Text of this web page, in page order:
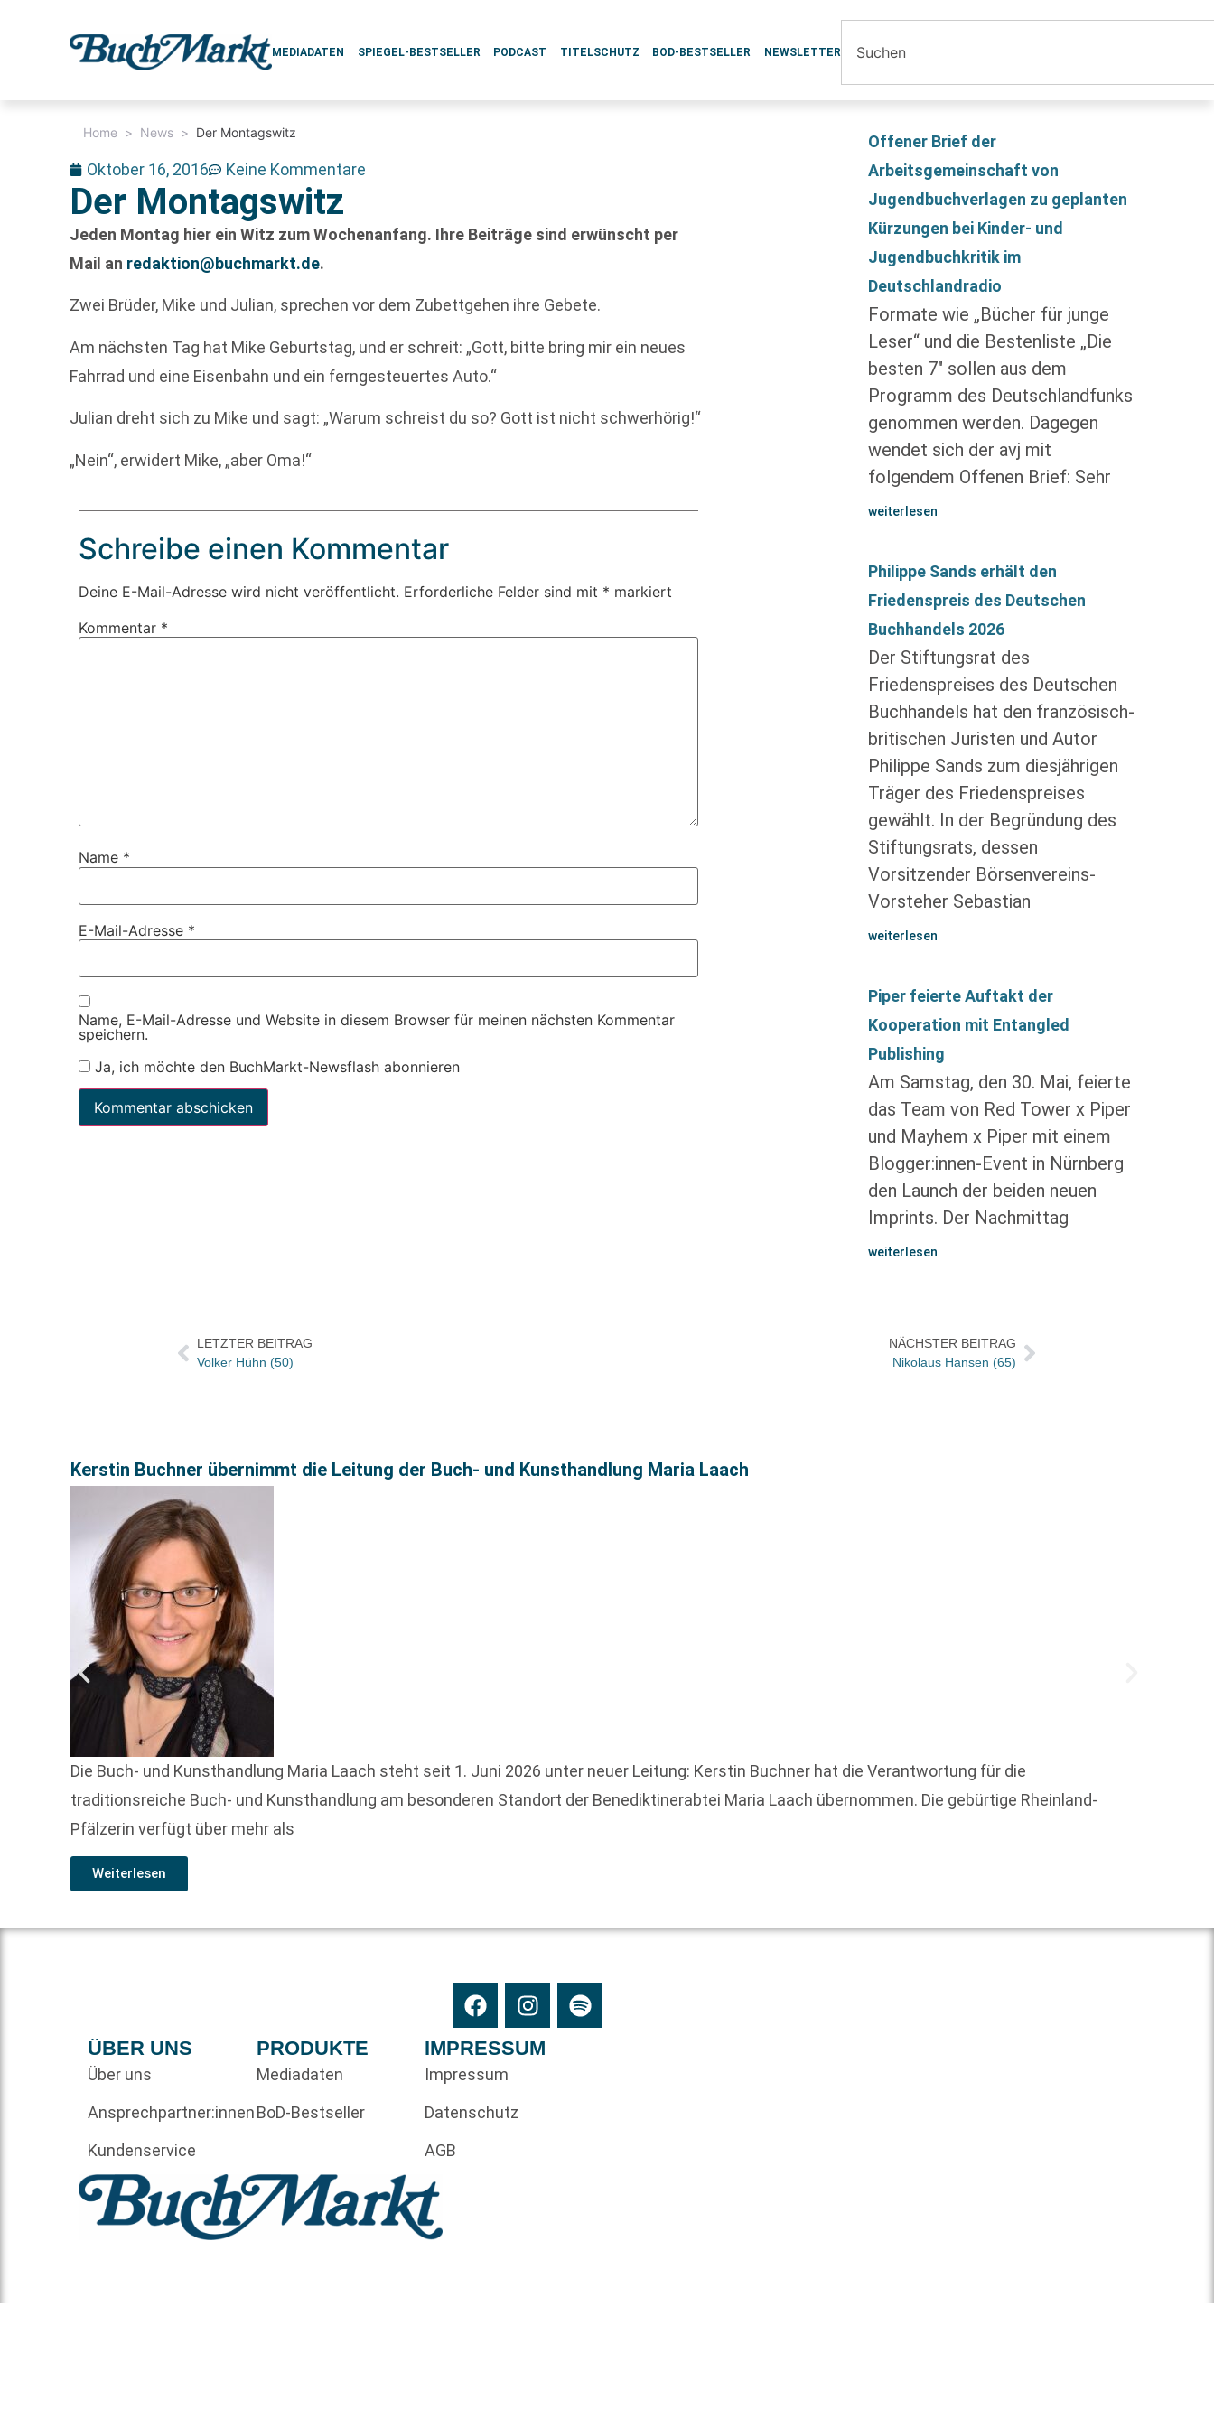
MEDIADATEN SPIEGEL-BESTSELLER PODCAST TITELSCHUTZ BOD-BESTSELLER NEWSLETTER
Home > News > Der Montagswitz
Oktober 16, 2016 Keine Kommentare
Der Montagswitz
Jeden Montag hier ein Witz zum Wochenanfang. Ihre Beiträge sind erwünscht per
Mail an redaktion@buchmarkt.de.
Zwei Brüder, Mike und Julian, sprechen vor dem Zubettgehen ihre Gebete.
Am nächsten Tag hat Mike Geburtstag, und er schreit: „Gott, bitte bring mir ein neues
Fahrrad und eine Eisenbahn und ein ferngesteuertes Auto.“
Julian dreht sich zu Mike und sagt: „Warum schreist du so? Gott ist nicht schwerhörig!“
„Nein“, erwidert Mike, „aber Oma!“
Schreibe einen Kommentar
Deine E-Mail-Adresse wird nicht veröffentlicht. Erforderliche Felder sind mit * markiert
Kommentar *
Name *
E-Mail-Adresse *
Name, E-Mail-Adresse und Website in diesem Browser für meinen nächsten Kommentar
speichern.
Ja, ich möchte den BuchMarkt-Newsflash abonnieren
Offener Brief der
Arbeitsgemeinschaft von
Jugendbuchverlagen zu geplanten
Kürzungen bei Kinder- und
Jugendbuchkritik im
Deutschlandradio
Formate wie „Bücher für junge
Leser“ und die Bestenliste „Die
besten 7″ sollen aus dem
Programm des Deutschlandfunks
genommen werden. Dagegen
wendet sich der avj mit
folgendem Offenen Brief: Sehr
weiterlesen
Philippe Sands erhält den
Friedenspreis des Deutschen
Buchhandels 2026
Der Stiftungsrat des
Friedenspreises des Deutschen
Buchhandels hat den französisch-
britischen Juristen und Autor
Philippe Sands zum diesjährigen
Träger des Friedenspreises
gewählt. In der Begründung des
Stiftungsrats, dessen
Vorsitzender Börsenvereins-
Vorsteher Sebastian
weiterlesen
Piper feierte Auftakt der
Kooperation mit Entangled
Publishing
Am Samstag, den 30. Mai, feierte
das Team von Red Tower x Piper
und Mayhem x Piper mit einem
Blogger:innen-Event in Nürnberg
den Launch der beiden neuen
Imprints. Der Nachmittag
weiterlesen
LETZTER BEITRAG
Volker Hühn (50)
NÄCHSTER BEITRAG
Nikolaus Hansen (65)
Kerstin Buchner übernimmt die Leitung der Buch- und Kunsthandlung Maria Laach
Die Buch- und Kunsthandlung Maria Laach steht seit 1. Juni 2026 unter neuer Leitung: Kerstin Buchner hat die Verantwortung für die
traditionsreiche Buch- und Kunsthandlung am besonderen Standort der Benediktinerabtei Maria Laach übernommen. Die gebürtige Rheinland-
Pfälzerin verfügt über mehr als
Weiterlesen
ÜBER UNS
Über uns
Ansprechpartner:innen
Kundenservice
PRODUKTE
Mediadaten
BoD-Bestseller
IMPRESSUM
Impressum
Datenschutz
AGB